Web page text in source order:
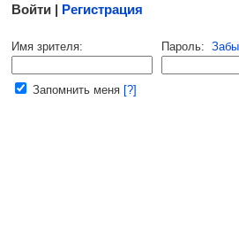
Войти | Регистрация
Имя зрителя: Пароль:
Запомнить меня [?]